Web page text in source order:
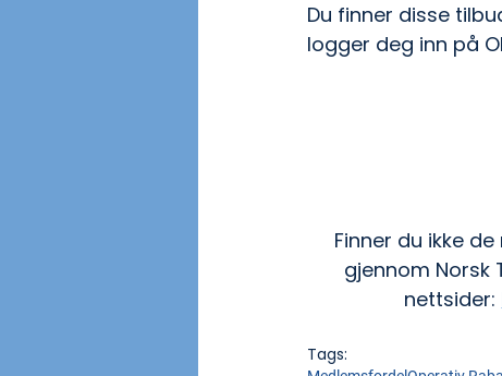
Du finner disse
logger deg inn på
Finner du ikke
gjennom Norsk
nettsider:
Tags: